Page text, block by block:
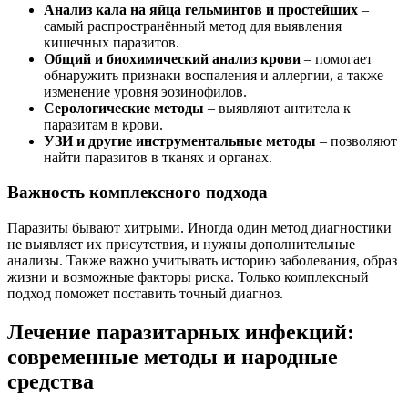
Анализ кала на яйца гельминтов и простейших –
самый распространённый метод для выявления
кишечных паразитов.
Общий и биохимический анализ крови – помогает
обнаружить признаки воспаления и аллергии, а также
изменение уровня эозинофилов.
Серологические методы – выявляют антитела к
паразитам в крови.
УЗИ и другие инструментальные методы – позволяют
найти паразитов в тканях и органах.
Важность комплексного подхода
Паразиты бывают хитрыми. Иногда один метод диагностики
не выявляет их присутствия, и нужны дополнительные
анализы. Также важно учитывать историю заболевания, образ
жизни и возможные факторы риска. Только комплексный
подход поможет поставить точный диагноз.
Лечение паразитарных инфекций:
современные методы и народные
средства